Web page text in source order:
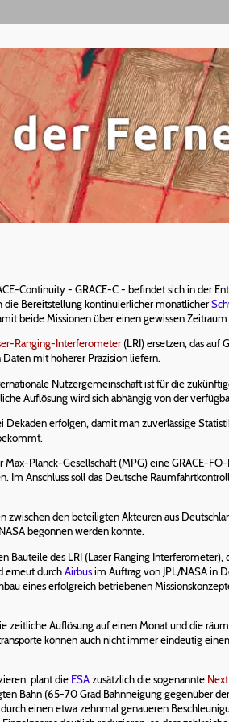
Continuity - GRACE-C - befindet sich in der
die Bereitstellung kontinuierlicher monatlicher
beide Missionen über einen gewissen
Ranging-Interferometer(LRI) ersetzen, das auf
mit höherer Präzision liefern.
Nutzergemeinschaft ist für die
Auflösung wird sich abhängig von der
erfolgen, damit man zuverlässige
Planck-Gesellschaft (MPG) eine GRACE-
Im Anschluss soll das Deutsche
den beteiligten Akteuren aus
begonnen werden konnte.
Bauteile des LRI (Laser Ranging
erneut durchAirbusim Auftrag von JPL/NASA in
eines erfolgreich betriebenen
zeitliche Auflösung auf einen Monat und die
können auch nicht immer eindeutig
plant die ESAzusätzlich die sogenannte
Bahn (65-70 Grad Bahnneigung gegenüber
einen etwa zehnmal genaueren